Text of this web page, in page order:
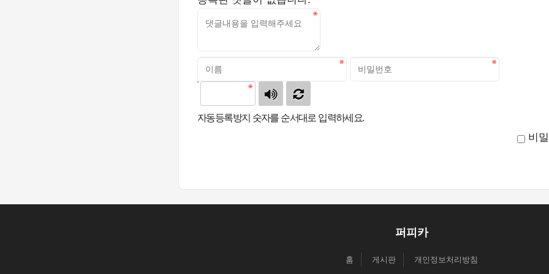
자동등록방지 숫자를 순서대로 입력하세요.
비
퍼피카
홈 게시판 개인정보처리방침